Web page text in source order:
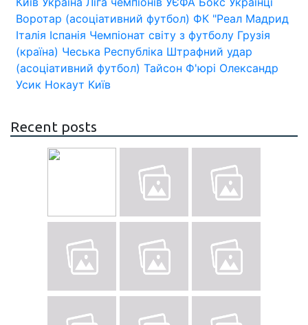
Воротар (асоціативний футбол) ФК "Реал Мадрид
Італія Іспанія Чемпіонат світу з футболу Грузія
(країна) Чеська Республіка Штрафний удар
(асоціативний футбол) Тайсон Ф'юрі Олександр
Усик Нокаут Київ
Recent posts